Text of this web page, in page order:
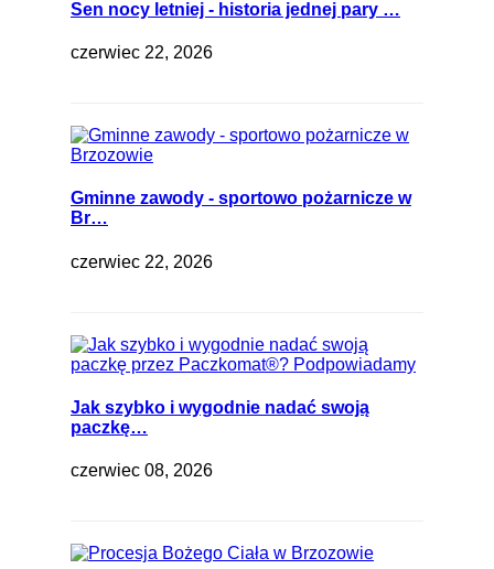
Sen nocy letniej - historia jednej pary …
czerwiec 22, 2026
Gminne zawody - sportowo pożarnicze w
Br…
czerwiec 22, 2026
Jak szybko i wygodnie nadać swoją
paczkę…
czerwiec 08, 2026